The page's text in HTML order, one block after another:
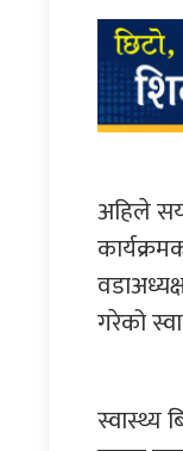
अहिले
गरेको
स्वास्थ्य